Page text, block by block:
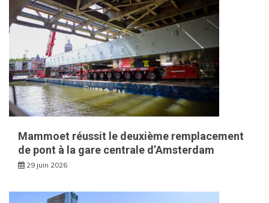
Mammoet réussit le deuxième remplacement
de pont à la gare centrale d’Amsterdam
29 juin 2026